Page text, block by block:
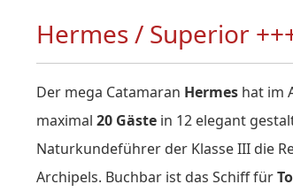
Hermes / Superior
Der mega Catamaran Hermes hat im
maximal 20 Gäste in 12 elegant
Naturkundeführer der Klasse III die
Archipels. Buchbar ist das Schiff für